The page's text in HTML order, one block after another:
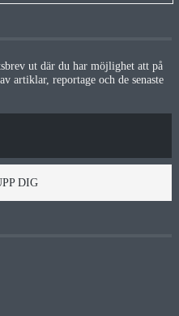
ut där du har möjlighet att på
artiklar, reportage och de senaste
DIG